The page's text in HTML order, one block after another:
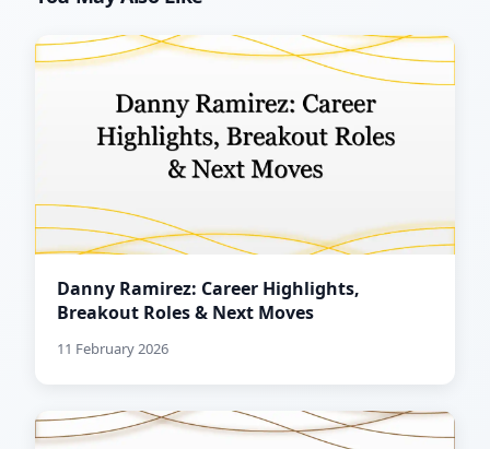
Danny Ramirez: Career Highlights,
Breakout Roles & Next Moves
11 February 2026